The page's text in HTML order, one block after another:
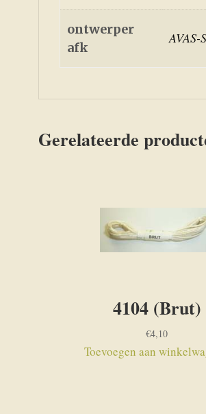
ontwerper
afk
AVAS-
Gerelateerde
4104 (Brut)
€4,10
Toevoegen aan